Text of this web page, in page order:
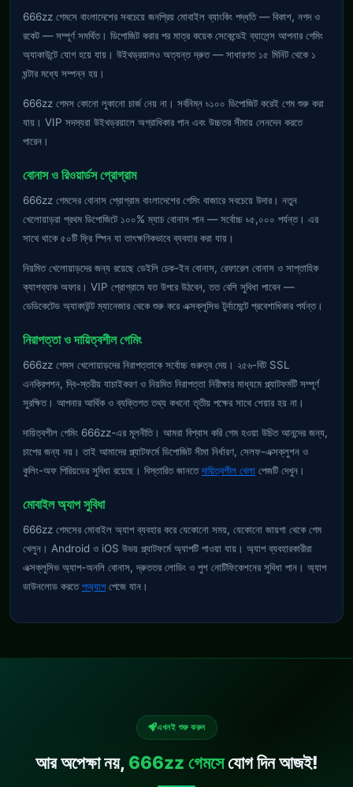
666zz গেমসে বাংলাদেশের সবচেয়ে জনপ্রিয় মোবাইল ব্যাংকিং পদ্ধতি — বিকাশ, নগদ ও
রকেট — সম্পূর্ণ সমর্থিত। ডিপোজিট করার পর মাত্র কয়েক সেকেন্ডেই ব্যালেন্স আপনার গেমিং
অ্যাকাউন্টে যোগ হয়ে যায়। উইথড্রয়ালও অত্যন্ত দ্রুত — সাধারণত ১৫ মিনিট থেকে ১
ঘন্টার মধ্যে সম্পন্ন হয়।
666zz গেমস কোনো লুকানো চার্জ নেয় না। সর্বনিম্ন ৳১০০ ডিপোজিট করেই গেম শুরু করা
যায়। VIP সদস্যরা উইথড্রয়ালে অগ্রাধিকার পান এবং উচ্চতর সীমায় লেনদেন করতে
পারেন।
বোনাস ও রিওয়ার্ডস প্রোগ্রাম
666zz গেমসের বোনাস প্রোগ্রাম বাংলাদেশের গেমিং বাজারে সবচেয়ে উদার। নতুন
খেলোয়াড়রা প্রথম ডিপোজিটে ১০০% ম্যাচ বোনাস পান — সর্বোচ্চ ৳৫,০০০ পর্যন্ত। এর
সাথে থাকে ৫০টি ফ্রি স্পিন যা তাৎক্ষণিকভাবে ব্যবহার করা যায়।
নিয়মিত খেলোয়াড়দের জন্য রয়েছে ডেইলি চেক-ইন বোনাস, রেফারেল বোনাস ও সাপ্তাহিক
ক্যাশব্যাক অফার। VIP প্রোগ্রামে যত উপরে উঠবেন, তত বেশি সুবিধা পাবেন —
ডেডিকেটেড অ্যাকাউন্ট ম্যানেজার থেকে শুরু করে এক্সক্লুসিভ টুর্নামেন্টে প্রবেশাধিকার পর্যন্ত।
নিরাপত্তা ও দায়িত্বশীল গেমিং
666zz গেমস খেলোয়াড়দের নিরাপত্তাকে সর্বোচ্চ গুরুত্ব দেয়। ২৫৬-বিট SSL
এনক্রিপশন, দ্বি-স্তরীয় যাচাইকরণ ও নিয়মিত নিরাপত্তা নিরীক্ষার মাধ্যমে প্ল্যাটফর্মটি সম্পূর্ণ
সুরক্ষিত। আপনার আর্থিক ও ব্যক্তিগত তথ্য কখনো তৃতীয় পক্ষের সাথে শেয়ার হয় না।
দায়িত্বশীল গেমিং 666zz-এর মূলনীতি। আমরা বিশ্বাস করি গেম হওয়া উচিত আনন্দের জন্য,
চাপের জন্য নয়। তাই আমাদের প্ল্যাটফর্মে ডিপোজিট সীমা নির্ধারণ, সেলফ-এক্সক্লুশন ও
কুলিং-অফ পিরিয়ডের সুবিধা রয়েছে। বিস্তারিত জানতেদায়িত্বশীল খেলা পেজটি দেখুন।
মোবাইল অ্যাপ সুবিধা
666zz গেমসের মোবাইল অ্যাপ ব্যবহার করে যেকোনো সময়, যেকোনো জায়গা থেকে গেম
খেলুন। Android ও iOS উভয় প্ল্যাটফর্মে অ্যাপটি পাওয়া যায়। অ্যাপ ব্যবহারকারীরা
এক্সক্লুসিভ অ্যাপ-অনলি বোনাস, দ্রুততর লোডিং ও পুশ নোটিফিকেশনের সুবিধা পান। অ্যাপ
ডাউনলোড করতেপঅ্যাপপেজে যান।
এখনই শুরু করুন
আর অপেক্ষা নয়, 666zz গেমসেযোগ দিন আজই!